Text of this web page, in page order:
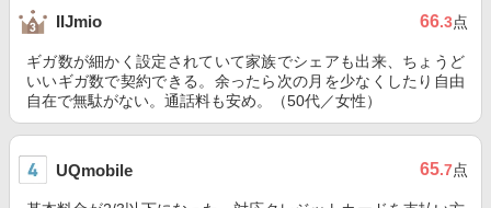
IIJmio 66.3点
ギガ数が細かく設定されていて家族でシェアも出来、ちょうど
いいギガ数で契約できる。余ったら次の月を少なくしたり自由
自在で無駄がない。通話料も安め。（50代／女性）
UQmobile 65.7点